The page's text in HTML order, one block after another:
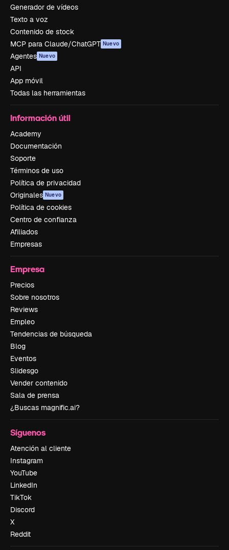
Generador de vídeos
Texto a voz
Contenido de stock
MCP para Claude/ChatGPT Nuevo
Agentes Nuevo
API
App móvil
Todas las herramientas
Información útil
Academy
Documentación
Soporte
Términos de uso
Política de privacidad
Originales Nuevo
Política de cookies
Centro de confianza
Afiliados
Empresas
Empresa
Precios
Sobre nosotros
Reviews
Empleo
Tendencias de búsqueda
Blog
Eventos
Slidesgo
Vender contenido
Sala de prensa
¿Buscas magnific.ai?
Síguenos
Atención al cliente
Instagram
YouTube
LinkedIn
TikTok
Discord
X
Reddit